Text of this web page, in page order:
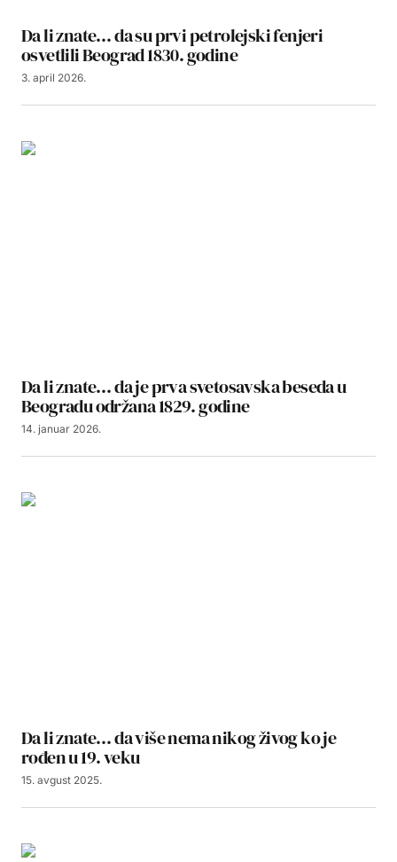
Da li znate… da su prvi petrolejski fenjeri
osvetlili Beograd 1830. godine
3. april 2026.
Da li znate… da je prva svetosavska beseda u
Beogradu održana 1829. godine
14. januar 2026.
Da li znate… da više nema nikog živog ko je
rođen u 19. veku
15. avgust 2025.